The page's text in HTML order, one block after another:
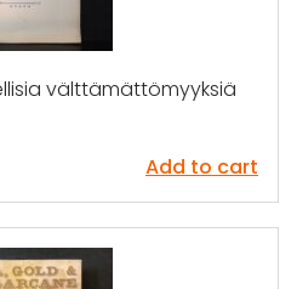
välttämättömyyksiä
Add to cart